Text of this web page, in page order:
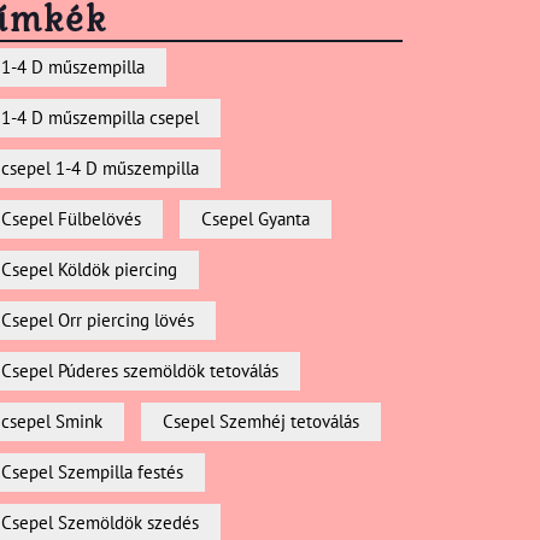
1-4 D műszempilla
1-4 D műszempilla csepel
csepel 1-4 D műszempilla
Csepel Fülbelövés Csepel Gyanta
Csepel Köldök piercing
Csepel Orr piercing lövés
Csepel Púderes szemöldök tetoválás
csepel Smink Csepel Szemhéj tetoválás
Csepel Szempilla festés
Csepel Szemöldök szedés